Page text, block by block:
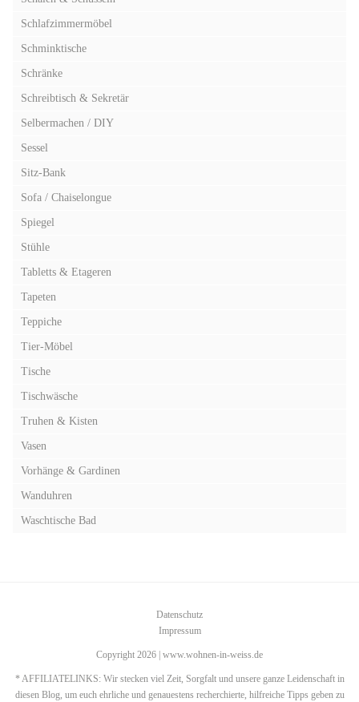
Schlafzimmermöbel
Schminktische
Schränke
Schreibtisch & Sekretär
Selbermachen / DIY
Sessel
Sitz-Bank
Sofa / Chaiselongue
Spiegel
Stühle
Tabletts & Etageren
Tapeten
Teppiche
Tier-Möbel
Tische
Tischwäsche
Truhen & Kisten
Vasen
Vorhänge & Gardinen
Wanduhren
Waschtische Bad
Datenschutz
Impressum
Copyright 2026 | www.wohnen-in-weiss.de
* AFFILIATELINKS: Wir stecken viel Zeit, Sorgfalt und unsere ganze Leidenschaft in
diesen Blog, um euch ehrliche und genauestens recherchierte, hilfreiche Tipps geben zu